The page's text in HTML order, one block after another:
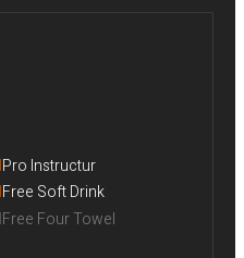
Pro Instructur
Free Soft Drink
Free Four Towel